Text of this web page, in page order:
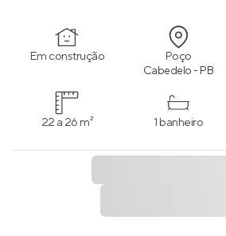
Em construção Poço
Cabedelo - PB
22 a 26 m² 1 banheiro